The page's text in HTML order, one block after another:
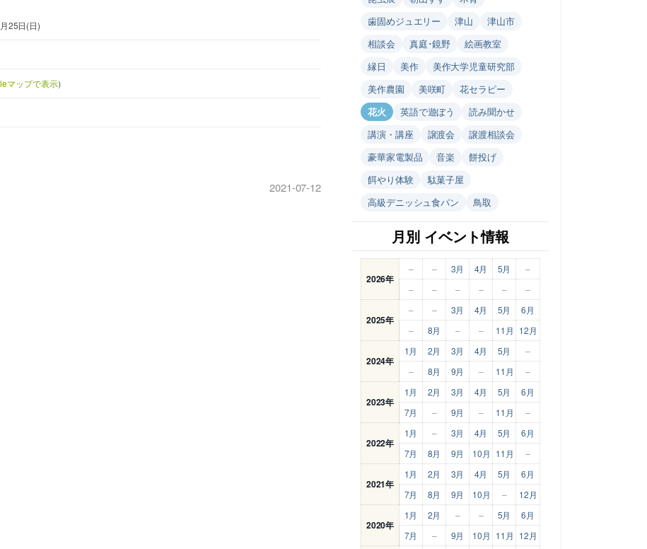
25日(日)
マップで表示）
2021-07-12
歯固めジュエリー
津山
津山市
相談会
真庭･鏡野
絵画教室
縁日
美作
美作大学児童研究部
美作農園
美咲町
花セラピー
花火
英語で遊ぼう
読み聞かせ
講演・講座
譲渡会
譲渡相談会
豪華家電製品
音楽
餅投げ
餌やり体験
駄菓子屋
高級デニッシュ食パン
鳥取
月別 イベント情報
2026年
– – 3月 4月 5月
–
–
– – – – –
2025年
– – 3月 4月 5月
6月
–
8月 – – 11月 12月
2024年
1月 2月 3月 4月 5月
–
–
8月 9月 – 11月 –
2023年
1月 2月 3月 4月 5月
6月
7月
– 9月 – 11月 –
2022年
1月 – 3月 4月 5月
6月
7月
8月 9月 10月 11月 –
2021年
1月 2月 3月 4月 5月
6月
7月
8月 9月 10月 – 12月
2020年
1月 2月 – – 5月
6月
7月
– 9月 10月 11月 12月